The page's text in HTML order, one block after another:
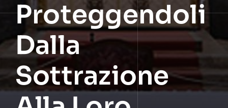
Proteggendoli
Dalla
Sottrazione